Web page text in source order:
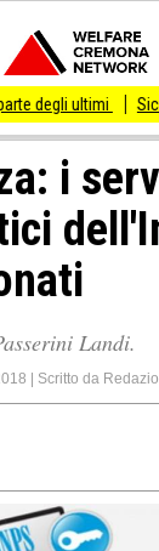
Sicurezza I Giovani
i
Landi.
Scritto da